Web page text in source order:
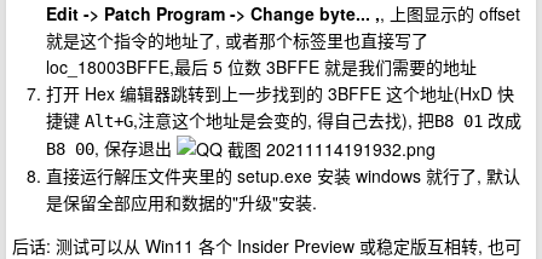
Edit -> Patch Program -> Change byte... ,, 上图显示的 offset
就是这个指令的地址了, 或者那个标签里也直接写了
loc_18003BFFE,最后 5 位数 3BFFE 就是我们需要的地址
打开 Hex 编辑器跳转到上一步找到的 3BFFE 这个地址(HxD 快
捷键 Alt+G,注意这个地址是会变的, 得自己去找), 把B8 01 改成
B8 00, 保存退出
直接运行解压文件夹里的 setup.exe 安装 windows 就行了, 默认
是保留全部应用和数据的"升级"安装.
后话: 测试可以从 Win11 各个 Insider Preview 或稳定版互相转, 也可